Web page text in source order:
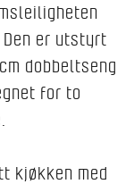
er utstyrt
dobbeltseng
for to
kjøkken med